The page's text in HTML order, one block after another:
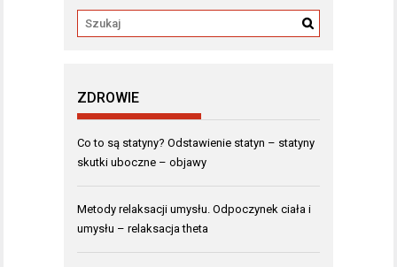
ZDROWIE
Co to są statyny? Odstawienie statyn – statyny
skutki uboczne – objawy
Metody relaksacji umysłu. Odpoczynek ciała i
umysłu – relaksacja theta